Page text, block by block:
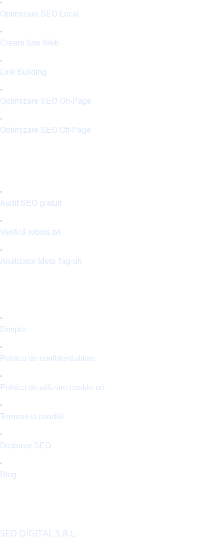
Optimizare SEO Local
Creare Site Web
Link Building
Optimizare SEO On-Page
Optimizare SEO Off-Page
Audit SEO gratuit
Verifică robots.txt
Analizator Meta Tag-uri
Despre
Politica de confidențialitate
Politica de utilizare cookie-uri
Termeni și condiții
Dicționar SEO
Blog
SEO DIGITAL S.R.L.